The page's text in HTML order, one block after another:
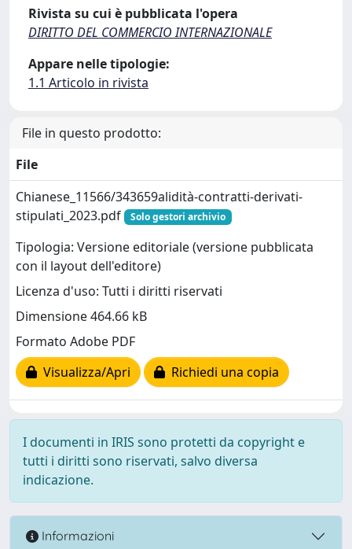
Rivista su cui è pubblicata l'opera
DIRITTO DEL COMMERCIO INTERNAZIONALE
Appare nelle tipologie:
1.1 Articolo in rivista
File in questo prodotto:
File
Chianese_11566/343659alidità-contratti-derivati-
stipulati_2023.pdf
Solo gestori archivio
Tipologia: Versione editoriale (versione pubblicata
con il layout dell'editore)
Licenza d'uso: Tutti i diritti riservati
Dimensione 464.66 kB
Formato Adobe PDF
Visualizza/Apri
Richiedi una copia
I documenti in IRIS sono protetti da copyright e
tutti i diritti sono riservati, salvo diversa
indicazione.
Informazioni